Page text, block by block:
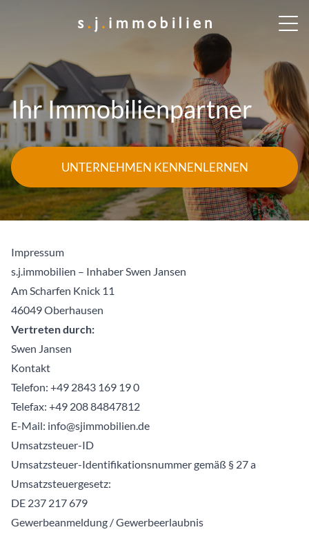
Ihr Immobilienpartner
UNTERNEHMEN KENNENLERNEN
Impressum
s.j.immobilien – Inhaber Swen Jansen
Am Scharfen Knick 11
46049 Oberhausen
Vertreten durch:
Swen Jansen
Kontakt
Telefon: +49 2843 169 19 0
Telefax: +49 208 84847812
E-Mail: info@sjimmobilien.de
Umsatzsteuer-ID
Umsatzsteuer-Identifikationsnummer gemäß § 27 a
Umsatzsteuergesetz:
DE 237 217 679
Gewerbeanmeldung / Gewerbeerlaubnis